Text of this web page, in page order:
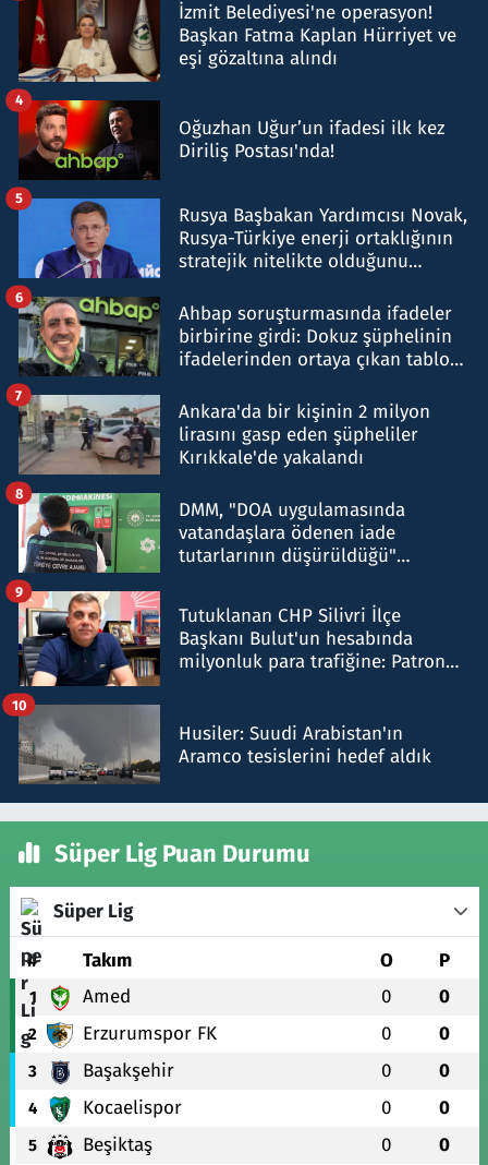
İzmit Belediyesi'ne operasyon!
Başkan Fatma Kaplan Hürriyet ve
eşi gözaltına alındı
Oğuzhan Uğur’un ifadesi ilk kez
Diriliş Postası'nda!
4
Rusya Başbakan Yardımcısı Novak,
Rusya-Türkiye enerji ortaklığının
stratejik nitelikte olduğunu
5
Ahbap soruşturmasında ifadeler
birbirine girdi: Dokuz şüphelinin
ifadelerinden ortaya çıkan tablo
6
Ankara'da bir kişinin 2 milyon
lirasını gasp eden şüpheliler
Kırıkkale'de yakalandı
7
DMM, "DOA uygulamasında
vatandaşlara ödenen iade
tutarlarının düşürüldüğü"
8
Tutuklanan CHP Silivri İlçe
Başkanı Bulut'un hesabında
milyonluk para trafiğine: Patron
9
Husiler: Suudi Arabistan'ın
Aramco tesislerini hedef aldık
10
Süper Lig Puan Durumu
Süper Lig
# Takım O P
1 Amed 0 0
2 Erzurumspor FK 0 0
3 Başakşehir 0 0
4 Kocaelispor 0 0
5 Beşiktaş 0 0